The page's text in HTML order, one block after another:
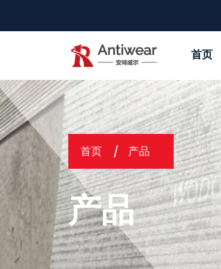
首页
首页 产品
产品